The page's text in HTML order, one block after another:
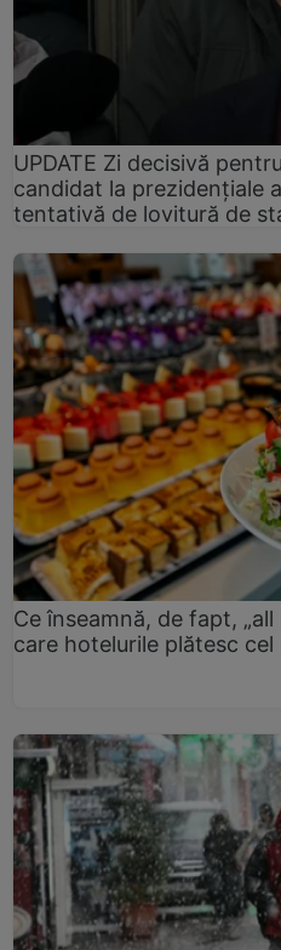
UPDATE Zi decisivă
candidat la prezidențiale
tentativă de lovitură de
Ce înseamnă, de fapt,
care hotelurile plătesc cel